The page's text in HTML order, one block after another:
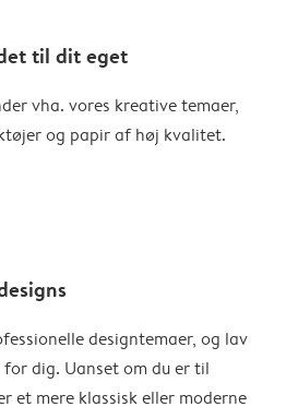
til dit eget
vha. vores kreative temaer,
og papir af høj kvalitet.
designtemaer, og lav
dig. Uanset om du er til
et mere klassisk eller moderne